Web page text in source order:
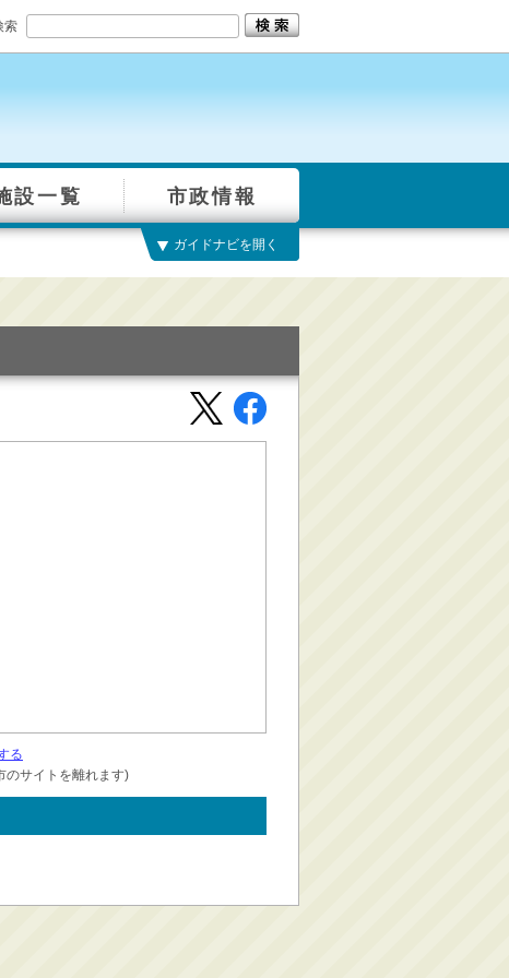
索
設一覧 市政情報
ガイドナビを開く
る
のサイトを離れます)